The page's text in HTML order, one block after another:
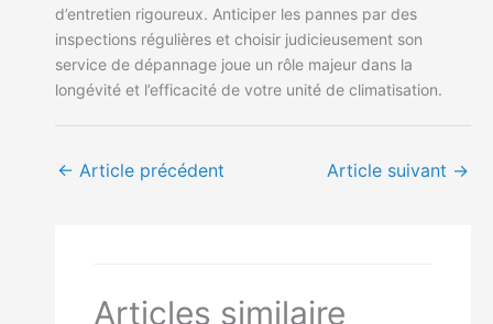
d’entretien rigoureux. Anticiper les pannes par des
inspections régulières et choisir judicieusement son
service de dépannage joue un rôle majeur dans la
longévité et l’efficacité de votre unité de climatisation.
← Article précédent Article suivant →
Articles similaire